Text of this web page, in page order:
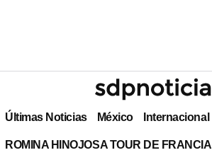
Últimas Noticias México Internacional
ROMINA HINOJOSA TOUR DE FRANCIA